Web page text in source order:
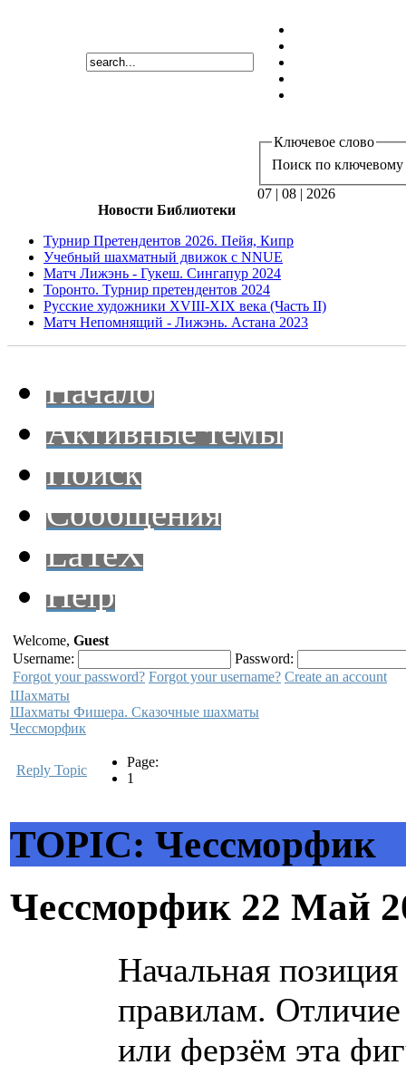
Ключевое слово
Поиск по ключевому
07 | 08 | 2026
Новости Библиотеки
Турнир Претендентов 2026. Пейя, Кипр
Учебный шахматный движок с NNUE
Матч Лижэнь - Гукеш. Сингапур 2024
Торонто. Турнир претендентов 2024
Русские художники XVIII-XIX века (Часть II)
Матч Непомнящий - Лижэнь. Астана 2023
Начало
Активные темы
Поиск
Сообщения
LaTeX
Help
Welcome, Guest
Username:
Password:
Forgot your password? Forgot your username? Create an account
Шахматы
Шахматы Фишера. Сказочные шахматы
Чессморфик
Reply Topic
Page:
1
TOPIC: Чессморфик
Чессморфик 22 Май
Начальная
правилам.
или ферзём эта